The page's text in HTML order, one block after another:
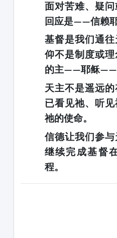
面对苦难、疑
回应是——信赖
基督是我们通
仰不是制度或
的主——耶稣——
天主不是遥远的
已看见祂、听见
祂的使命。
信德让我们参
继续完成基督
程。